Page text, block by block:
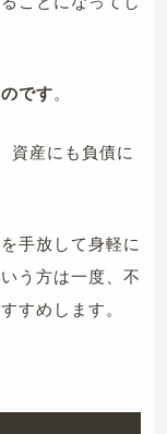
です
資産にも負債に
手放して身軽に
う方は一度、不
すめします。